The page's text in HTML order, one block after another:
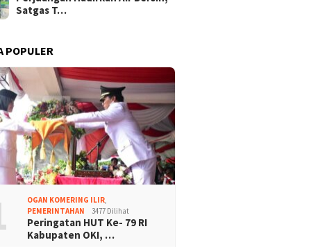
Satgas T…
POPULER
OGAN KOMERING ILIR,
PEMERINTAHAN
3477 Dilihat
Peringatan HUT Ke- 79 RI
Kabupaten OKI, …